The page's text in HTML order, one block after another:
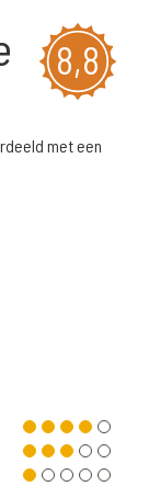
8,8
met een